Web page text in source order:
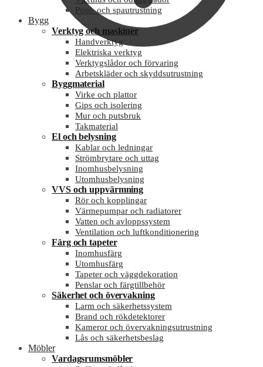
Pool- och spautrustning
Bygg
Verktyg och maskiner
Handverktyg
Elektriska verktyg
Verktygslådor och förvaring
Arbetskläder och skyddsutrustning
Byggmaterial
Virke och plattor
Gips och isolering
Mur och putsbruk
Takmaterial
El och belysning
Kablar och ledningar
Strömbrytare och uttag
Inomhusbelysning
Utomhusbelysning
VVS och uppvärmning
Rör och kopplingar
Värmepumpar och radiatorer
Vatten och avloppssystem
Ventilation och luftkonditionering
Färg och tapeter
Inomhusfärg
Utomhusfärg
Tapeter och väggdekoration
Penslar och färgtillbehör
Säkerhet och övervakning
Larm och säkerhetssystem
Brand och rökdetektorer
Kameror och övervakningsutrustning
Lås och säkerhetsbeslag
Möbler
Vardagsrumsmöbler